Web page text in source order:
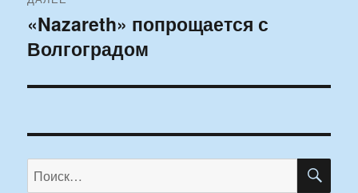
Следующая
запись:
«Nazareth» попрощается с
Волгоградом
Искать: